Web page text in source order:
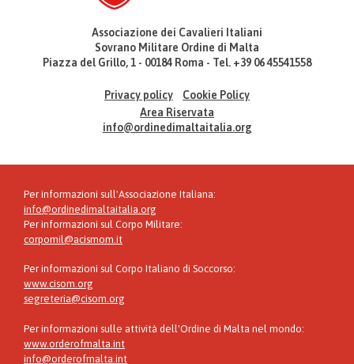
Associazione dei Cavalieri Italiani
Sovrano Militare Ordine di Malta
Piazza del Grillo, 1 - 00184 Roma - Tel. +39 06 45541558
Privacy policy
Cookie Policy
Area Riservata
info@ordinedimaltaitalia.org
Per informazioni sull'Associazione Italiana:
info@ordinedimaltaitalia.org
Per informazioni sul Corpo Militare:
corpomil@acismom.it
Per informazioni sul Corpo Italiano di Soccorso:
www.cisom.org
segreteria@cisom.org
Per informazioni sulle attività dell'Ordine di Malta nel mondo:
www.orderofmalta.int
info@orderofmalta.int